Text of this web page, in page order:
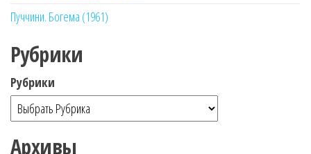
Пуччини. Богема (1961)
Рубрики
Рубрики
Архивы